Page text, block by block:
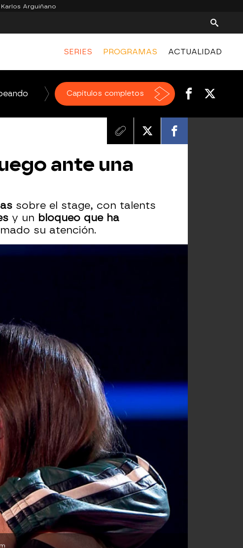
Arguiñano
SERIES PROGRAMAS ACTUALIDAD
La Voz Homo Zapping El Hormiguero
Capítulos completos
ante una
sobre el stage, con talents
y un bloqueo que ha
su atención.